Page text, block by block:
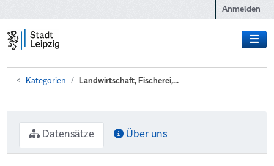
Anmelden
Kategorien Landwirtschaft, Fischerei,...
Datensätze Über uns